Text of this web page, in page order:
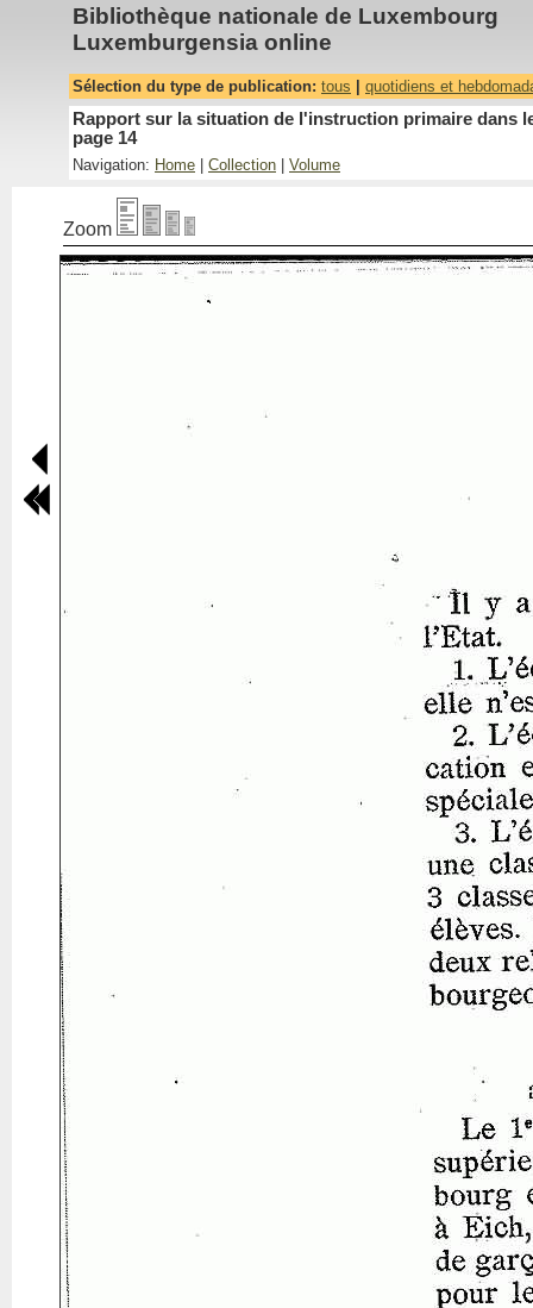
Bibliothèque nationale de Luxembourg
Luxemburgensia online
Sélection du type de publication: tous quotidiens et
Rapport sur la situation de l'instruction primaire dans
page 14
Navigation: Home Collection Volume
Zoom